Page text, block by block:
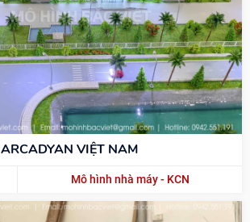
ARCADYAN VIỆT NAM
Mô hình nhà máy - KCN